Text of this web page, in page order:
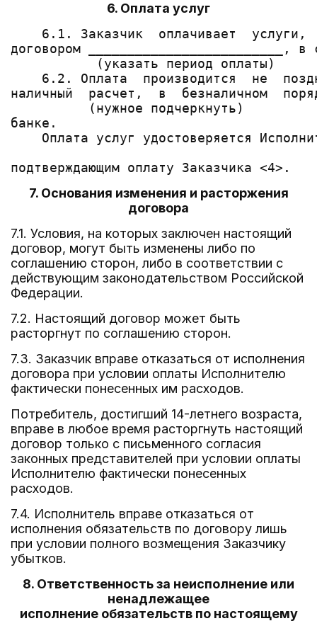
6. Оплата услуг
6.1. Заказчик  оплачивает  услуги,
договором _________________________,
           (указать период оплаты)
6.2. Оплата  производится  не
наличный  расчет,  в  безналичном
          (нужное подчеркнуть)
банке.
Оплата услуг удостоверяется
7. Основания изменения и расторжения
договора
7.1. Условия, на которых заключен настоящий
договор, могут быть изменены либо по
соглашению сторон, либо в соответствии с
действующим законодательством Российской
Федерации.
7.2. Настоящий договор может быть
расторгнут по соглашению сторон.
7.3. Заказчик вправе отказаться от исполнения
договора при условии оплаты Исполнителю
фактически понесенных им расходов.
Потребитель, достигший 14-летнего возраста,
вправе в любое время расторгнуть настоящий
договор только с письменного согласия
законных представителей при условии оплаты
Исполнителю фактически понесенных
расходов.
7.4. Исполнитель вправе отказаться от
исполнения обязательств по договору лишь
при условии полного возмещения Заказчику
убытков.
8. Ответственность за неисполнение или
ненадлежащее
исполнение обязательств по настоящему